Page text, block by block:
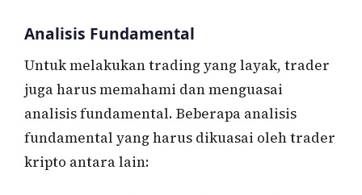
Analisis Fundamental
Untuk melakukan trading yang layak, trader
juga harus memahami dan menguasai
analisis fundamental. Beberapa analisis
fundamental yang harus dikuasai oleh trader
kripto antara lain: